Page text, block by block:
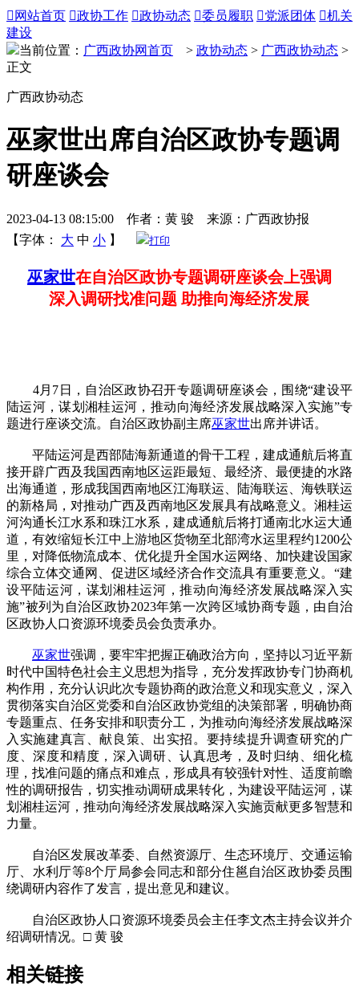
 网站首页 政协工作 政协动态 委员履职 党派团体 机关
建设
当前位置： 广西政协网首页 > 政协动态 > 广西政协动态 >
正文
广西政协动态
巫家世出席自治区政协专题调
研座谈会
2023-04-13 08:15:00 作者：黄 骏 来源：广西政协报
【字体：
大 中 小 】 打印
巫家世在自治区政协专题调研座谈会上强调
深入调研找准问题 助推向海经济发展
4月7日，自治区政协召开专题调研座谈会，围绕“建设平
陆运河，谋划湘桂运河，推动向海经济发展战略深入实施”专
题进行座谈交流。自治区政协副主席巫家世出席并讲话。
平陆运河是西部陆海新通道的骨干工程，建成通航后将直
接开辟广西及我国西南地区运距最短、最经济、最便捷的水路
出海通道，形成我国西南地区江海联运、陆海联运、海铁联运
的新格局，对推动广西及西南地区发展具有战略意义。湘桂运
河沟通长江水系和珠江水系，建成通航后将打通南北水运大通
道，有效缩短长江中上游地区货物至北部湾水运里程约1200公
里，对降低物流成本、优化提升全国水运网络、加快建设国家
综合立体交通网、促进区域经济合作交流具有重要意义。“建
设平陆运河，谋划湘桂运河，推动向海经济发展战略深入实
施”被列为自治区政协2023年第一次跨区域协商专题，由自治
区政协人口资源环境委员会负责承办。
巫家世强调，要牢牢把握正确政治方向，坚持以习近平新
时代中国特色社会主义思想为指导，充分发挥政协专门协商机
构作用，充分认识此次专题协商的政治意义和现实意义，深入
贯彻落实自治区党委和自治区政协党组的决策部署，明确协商
专题重点、任务安排和职责分工，为推动向海经济发展战略深
入实施建真言、献良策、出实招。要持续提升调查研究的广
度、深度和精度，深入调研、认真思考，及时归纳、细化梳
理，找准问题的痛点和难点，形成具有较强针对性、适度前瞻
性的调研报告，切实推动调研成果转化，为建设平陆运河，谋
划湘桂运河，推动向海经济发展战略深入实施贡献更多智慧和
力量。
自治区发展改革委、自然资源厅、生态环境厅、交通运输
厅、水利厅等8个厅局参会同志和部分住邕自治区政协委员围
绕调研内容作了发言，提出意见和建议。
自治区政协人口资源环境委员会主任李文杰主持会议并介
绍调研情况。□ 黄 骏
相关链接